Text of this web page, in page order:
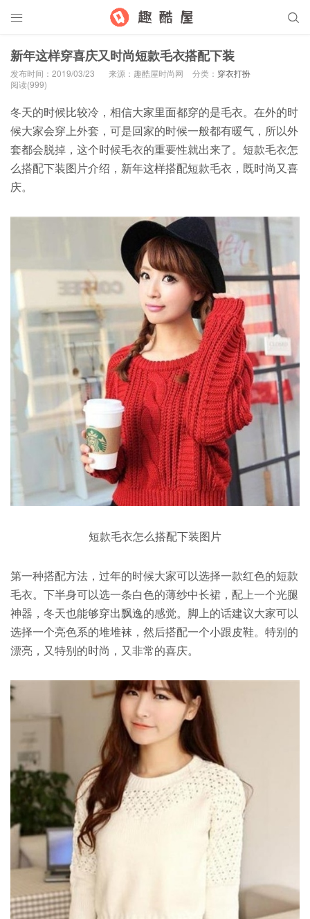
 
新年这样穿喜庆又时尚短款毛衣搭配下装
发布时间：2019/03/23 来源：趣酷屋时尚网 分类： 穿衣打扮
阅读(999)
冬天的时候比较冷，相信大家里面都穿的是毛衣。在外的时
候大家会穿上外套，可是回家的时候一般都有暖气，所以外
套都会脱掉，这个时候毛衣的重要性就出来了。短款毛衣怎
么搭配下装图片介绍，新年这样搭配短款毛衣，既时尚又喜
庆。
短款毛衣怎么搭配下装图片
第一种搭配方法，过年的时候大家可以选择一款红色的短款
毛衣。下半身可以选一条白色的薄纱中长裙，配上一个光腿
神器，冬天也能够穿出飘逸的感觉。脚上的话建议大家可以
选择一个亮色系的堆堆袜，然后搭配一个小跟皮鞋。特别的
漂亮，又特别的时尚，又非常的喜庆。